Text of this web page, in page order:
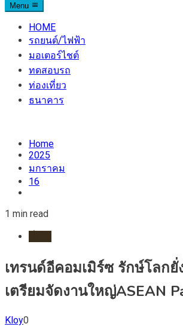
Menu
HOME
รถยนต์/ไฟฟ้า
มอเตอร์ไชต์
ทดสอบรถ
ท่องเที่ยว
ธนาคาร
Home
2025
มกราคม
16
1 min read
เทรนด์อีคอมเมิร์ซ รักษ์โลก
เตรียมจัดงานใหญ่ASEAN
Kloy0